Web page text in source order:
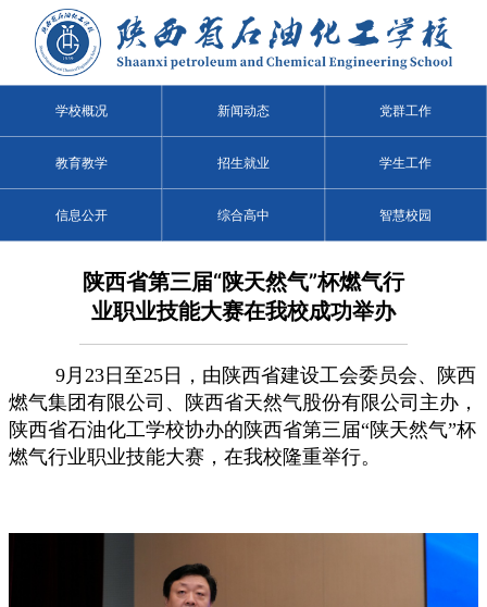
学校概况 新闻动态 党群工作
教育教学 招生就业 学生工作
信息公开 综合高中 智慧校园
陕西省第三届“陕天然气”杯燃气行
业职业技能大赛在我校成功举办
9月23日至25日，由陕西省建设工会委员会、陕西
燃气集团有限公司、陕西省天然气股份有限公司主办，
陕西省石油化工学校协办的陕西省第三届“陕天然气”杯
燃气行业职业技能大赛，在我校隆重举行。